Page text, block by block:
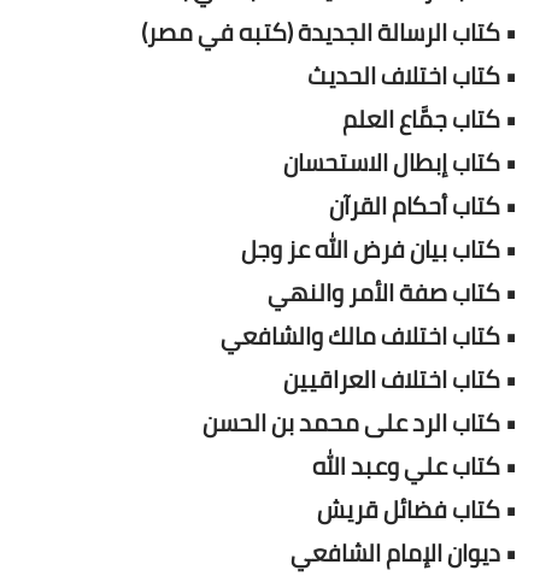
• كتاب الرسالة الجديدة (كتبه في مصر)
• كتاب اختلاف الحديث
• كتاب جمَّاع العلم
• كتاب إبطال الاستحسان
• كتاب أحكام القرآن
• كتاب بيان فرض الله عز وجل
• كتاب صفة الأمر والنهي
• كتاب اختلاف مالك والشافعي
• كتاب اختلاف العراقيين
• كتاب الرد على محمد بن الحسن
• كتاب علي وعبد الله
• كتاب فضائل قريش
• ديوان الإمام الشافعي